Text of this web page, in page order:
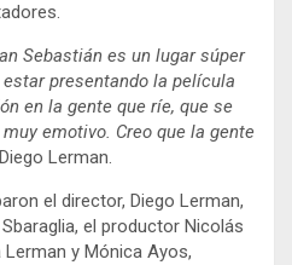
Sebastián es un lugar súper
presentando la película
en la gente que ríe, que se
emotivo. Creo que la gente
Lerman.
el director, Diego Lerman,
el productor Nicolás
y Mónica Ayos,